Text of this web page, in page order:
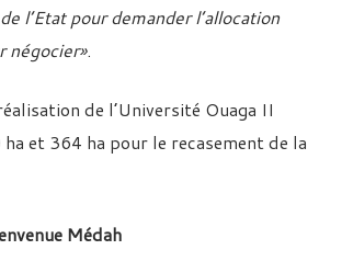
l’Etat pour demander l’allocation
négocier».
de l’Université Ouaga II
et 364 ha pour le recasement de la
Médah